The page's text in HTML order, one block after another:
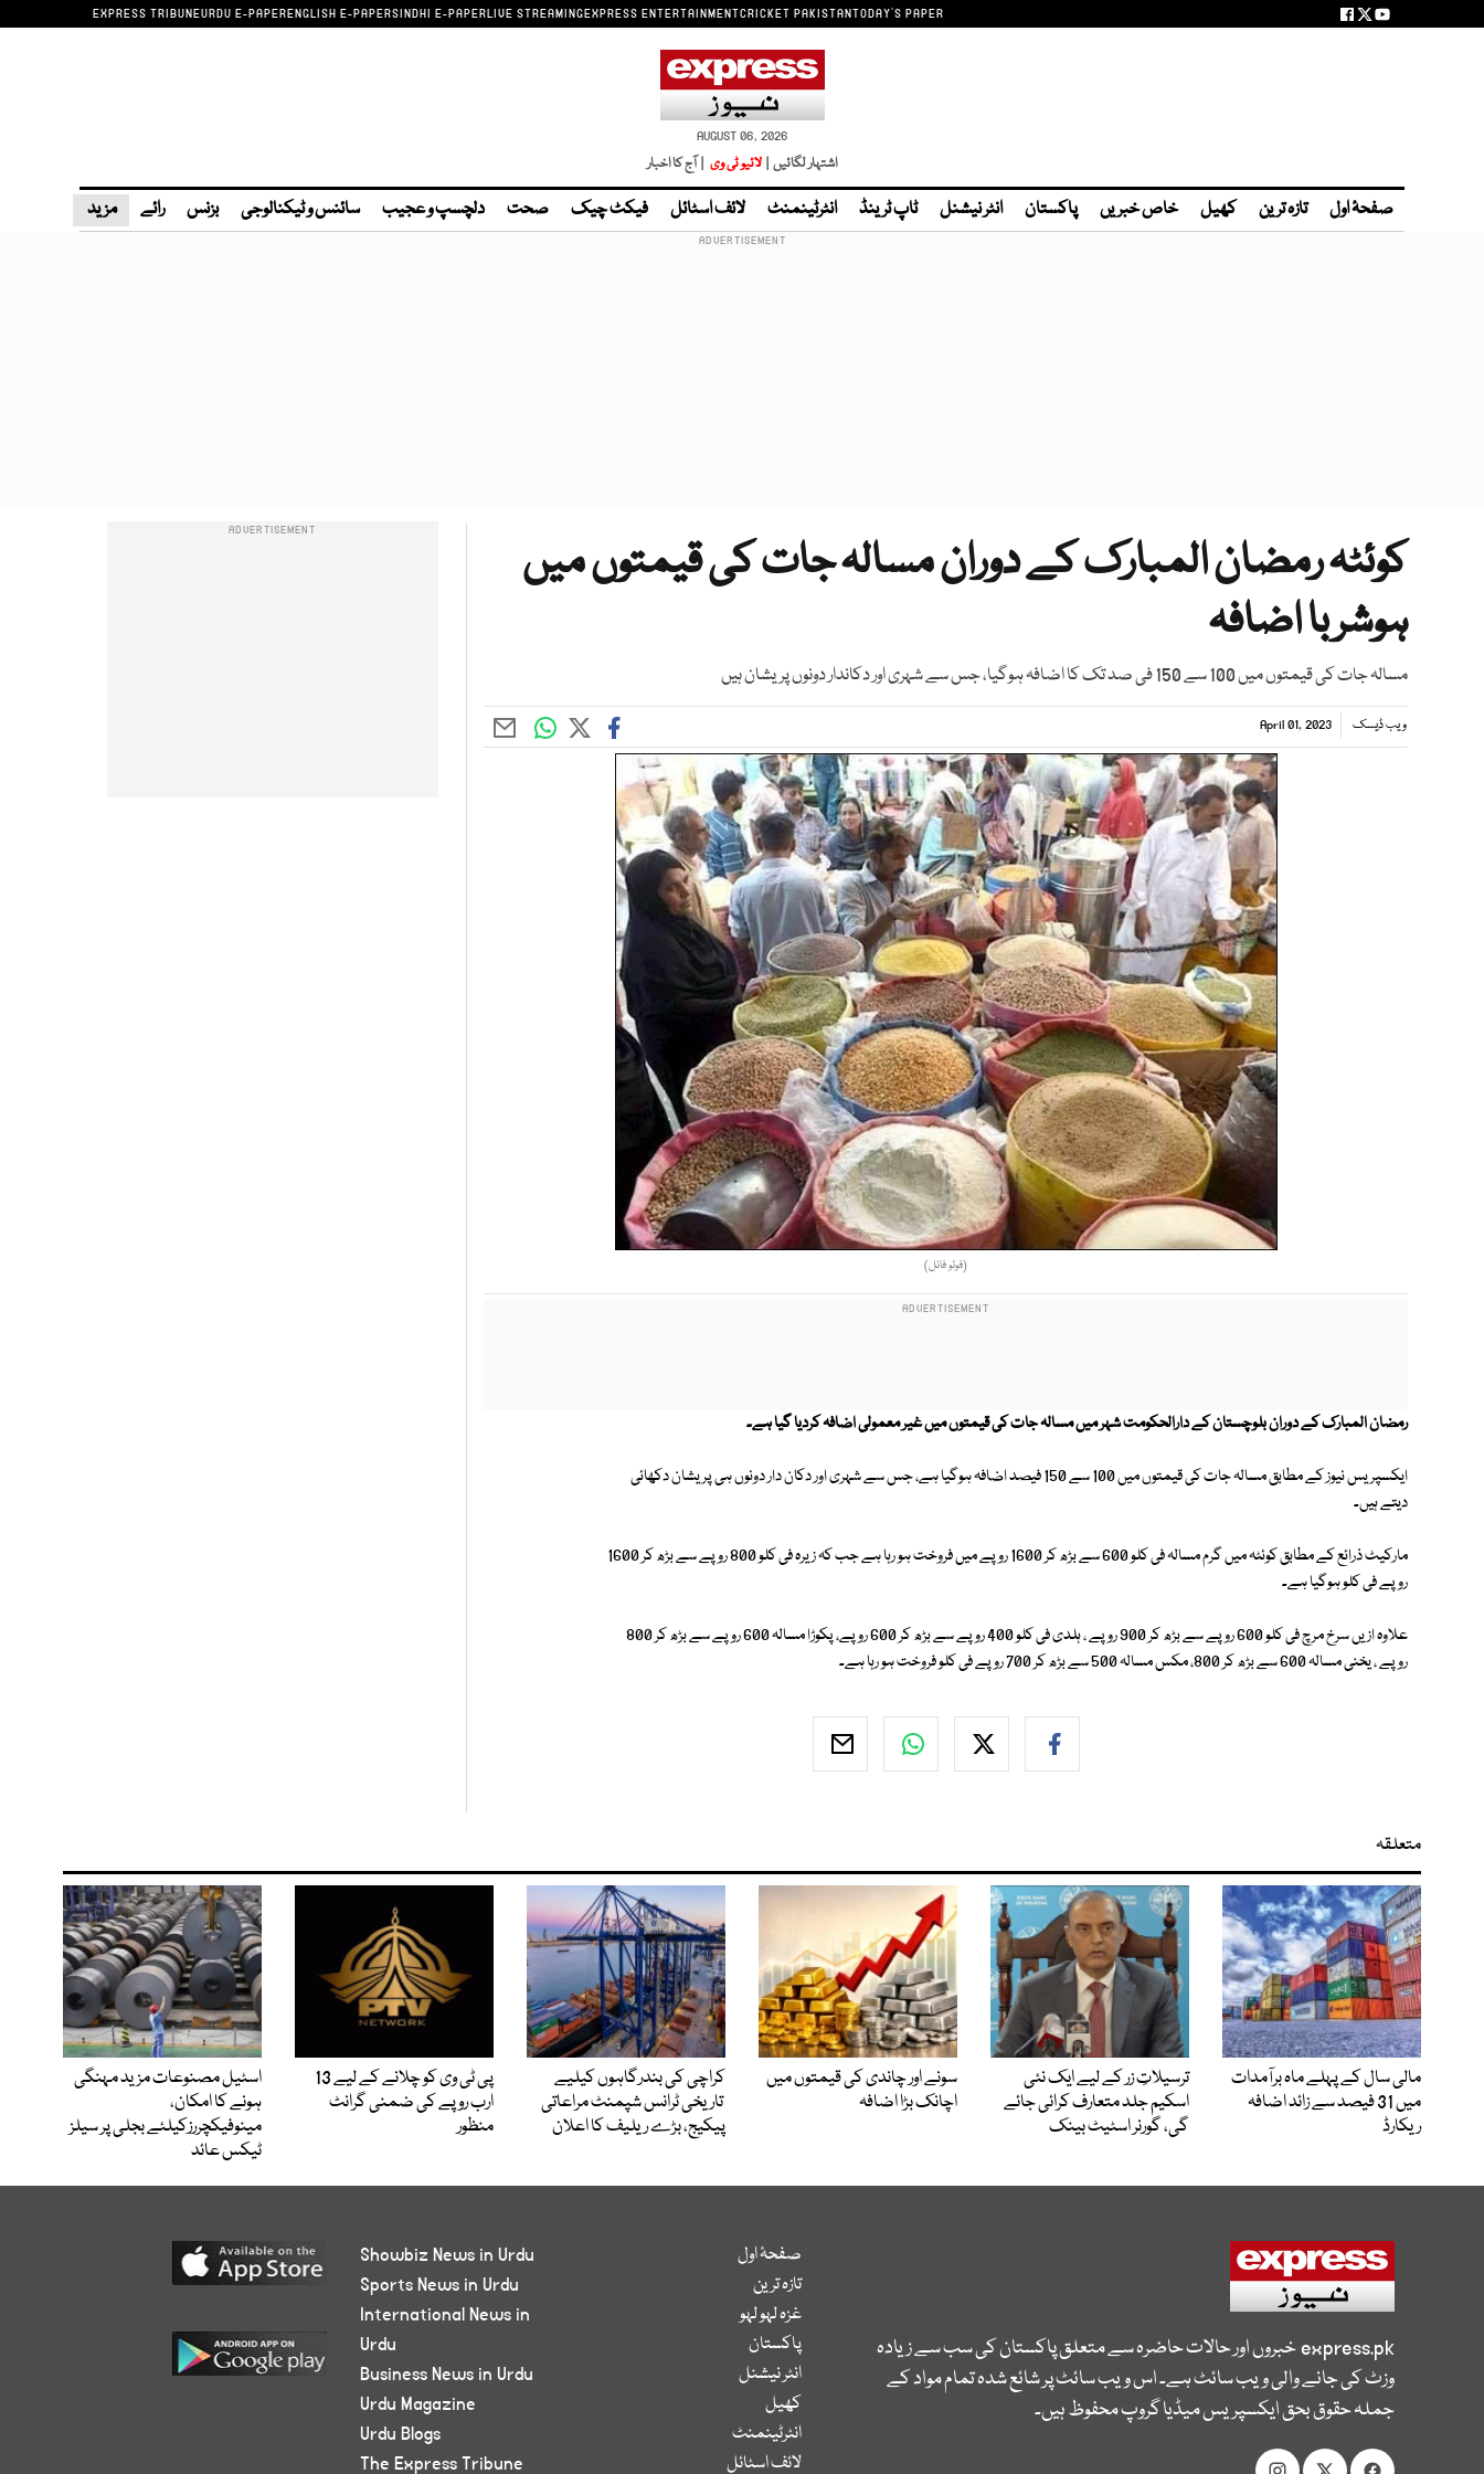
EXPRESS TRIBUNEURDU E-PAPERENGLISH E-PAPERSINDHI E-PAPERLIVE STREAMINGEXPRESS ENTERTAINMENTCRICKET PAKISTANTODAY'S PAPER
AUGUST 06, 2026
اشتہار لگائیں | لائیو ٹی وی | آج کا اخبار
صفحۂ اول تازہ ترین کھیل خاص خبریں پاکستان انٹر نیشنل ٹاپ ٹرینڈ انٹرٹینمنٹ لائف اسٹائل فیکٹ چیک صحت دلچسپ و عجیب سائنس و ٹیکنالوجی بزنس رائے مزید
کوئٹہ رمضان المبارک کے دوران مسالہ جات کی قیمتوں میں
ہوشربا اضافہ
مسالہ جات کی قیمتوں میں 100 سے 150 فی صد تک کا اضافہ ہوگیا، جس سے شہری اور دکاندار دونوں پریشان ہیں
ویب ڈیسک April 01, 2023
(فوٹو فائل)
رمضان المبارک کے دوران بلوچستان کے دارالحکومت شہر میں مسالہ جات کی قیمتوں میں غیر معمولی اضافہ کردیا گیا ہے۔
ایکسپریس نیوز کے مطابق مسالہ جات کی قیمتوں میں 100 سے 150 فیصد اضافہ ہوگیا ہے، جس سے شہری اور دکان دار دونوں ہی پریشان دکھائی
دیتے ہیں۔
مارکیٹ ذرائع کے مطابق کوئٹہ میں گرم مسالہ فی کلو 600 سے بڑھ کر 1600 روپے میں فروخت ہو رہا ہے جب کہ زیرہ فی کلو 800 روپے سے بڑھ کر 1600
روپے فی کلو ہوگیا ہے۔
علاوہ ازیں سرخ مرچ فی کلو 600 روپے سے بڑھ کر 900 روپے ، ہلدی فی کلو 400 روپے سے بڑھ کر 600 روپے، پکوڑا مسالہ 600 روپے سے بڑھ کر 800
روپے ، یخنی مسالہ 600 سے بڑھ کر 800، مکس مسالہ 500 سے بڑھ کر 700 روپے فی کلو فروخت ہو رہا ہے۔
متعلقہ
مالی سال کے پہلے ماہ برآمدات
میں 31 فیصد سے زائد اضافہ
ریکارڈ
ترسیلاتِ زر کے لیے ایک نئی
اسکیم جلد متعارف کرائی جائے
گی، گورنر اسٹیٹ بینک
سونے اور چاندی کی قیمتوں میں
اچانک بڑا اضافہ
کراچی کی بندرگاہوں کیلیے
تاریخی ٹرانس شپمنٹ مراعاتی
پیکیج، بڑے ریلیف کا اعلان
پی ٹی وی کو چلانے کے لیے 13
ارب روپے کی ضمنی گرانٹ
منظور
اسٹیل مصنوعات مزید مہنگی
ہونے کا امکان،
مینوفیکچررزکیلئے بجلی پر سیلز
ٹیکس عائد
express.pkخبروں اور حالات حاضرہ سے متعلق پاکستان کی سب سے زیادہ
وزٹ کی جانے والی ویب سائٹ ہے۔ اس ویب سائٹ پر شائع شدہ تمام مواد کے
جملہ حقوق بحق ایکسپریس میڈیا گروپ محفوظ ہیں۔
صفحۂ اول
تازہ ترین
غزہ لہو لہو
پاکستان
انٹر نیشنل
کھیل
انٹرٹینمنٹ
لائف اسٹائل
Showbiz News in Urdu
Sports News in Urdu
International News in
Urdu
Business News in Urdu
Urdu Magazine
Urdu Blogs
The Express Tribune